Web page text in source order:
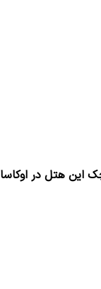
این هتل در اوکاسا